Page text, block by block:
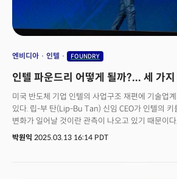
엔비디아 인텔 FOUNDRY
인텔 파운드리 어떻게 될까?... 세 가
미국 반도체 기업 인텔의 사업구조 재편에 기술업
있다. 립-부 탄(Lip-Bu Tan) 신임 CEO가 인텔의 키
변화가 일어날 것이란 관측이 나오고 있기 때문이
13일(현지시각) 인텔의 주가는 14.6% 급등한
박원익 2025.03.13 16:14 PDT